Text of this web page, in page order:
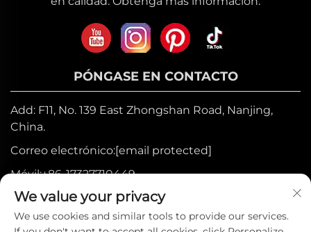
PÓNGASE EN CONTACTO
Add: F11, No. 139 East Zhongshan Road, Nanjing,
China.
Correo electrónico:[email protected]
Móvil:+86-17327710449
Tel:+86-025-84573776
We value your privacy
We use cookies and similar tools to provide our services.